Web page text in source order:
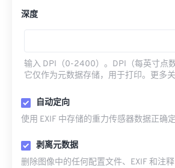
深度
输入 DPI（0-2400）。DPI（每英寸点
它仅作为元数据存储，用于打印。更多
自动定向
使用 EXIF 中存储的重力传感器数据正确
剥离元数据
删除图像中的任何配置文件、EXIF 和注